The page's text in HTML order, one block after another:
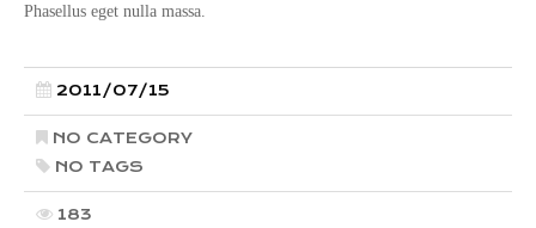
Phasellus eget nulla massa.
2011/07/15
NO CATEGORY
NO TAGS
183